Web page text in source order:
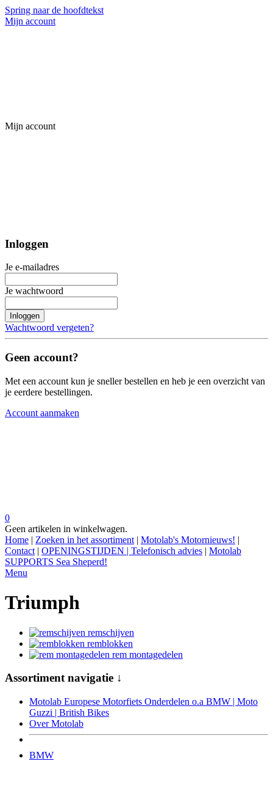
Spring naar de hoofdtekst
Mijn account
Mijn account
Inloggen
Je e-mailadres
Je wachtwoord
Inloggen
Wachtwoord vergeten?
Geen account?
Met een account kun je sneller bestellen en heb je een overzicht van
je eerdere bestellingen.
Account aanmaken
0
Geen artikelen in winkelwagen.
Home | Zoeken in het assortiment | Motolab's Motornieuws! |
Contact | OPENINGSTIJDEN | Telefonisch advies | Motolab
SUPPORTS Sea Sheperd!
Menu
Triumph
remschijven
remblokken
rem montagedelen
Assortiment navigatie ↓
Motolab Europese Motorfiets Onderdelen o.a BMW | Moto
Guzzi | British Bikes
Over Motolab
BMW